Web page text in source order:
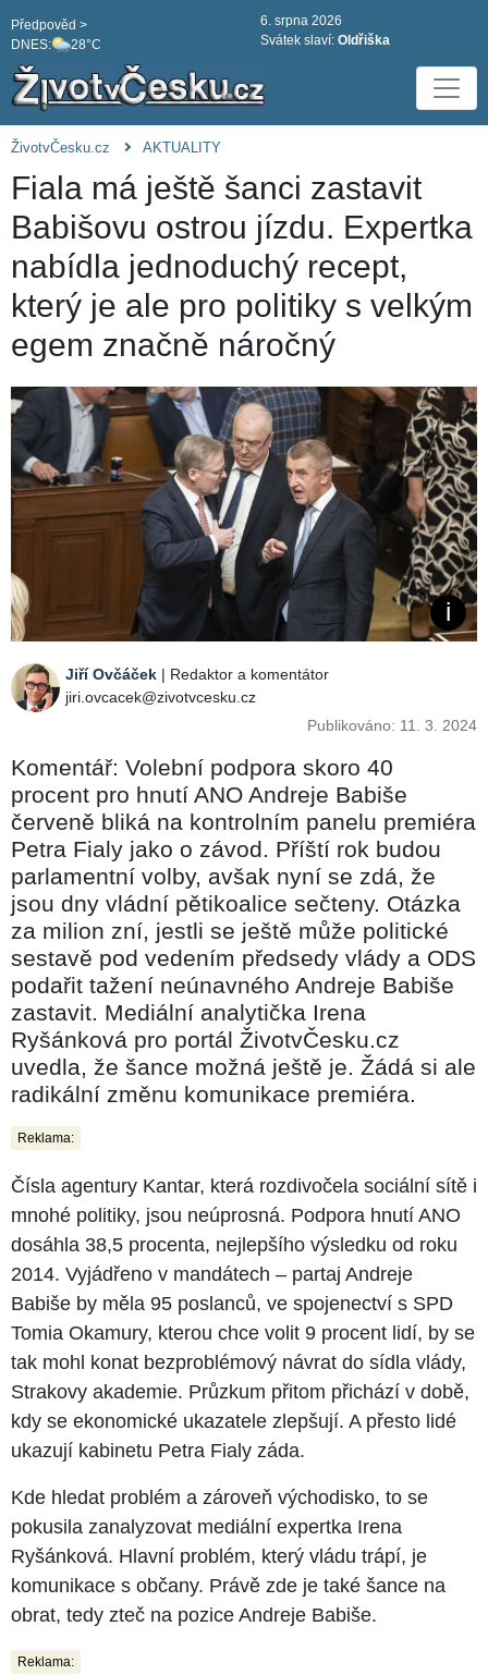
DNES: 28°C
Předpověd >
6. srpna 2026
Svátek slaví: Oldřiška
ŽivotvČesku.cz AKTUALITY
Fiala má ještě šanci zastavit
Babišovu ostrou jízdu. Expertka
nabídla jednoduchý recept,
který je ale pro politiky s velkým
egem značně náročný
Jiří Ovčáček | Redaktor a komentátor
jiri.ovcacek@zivotvcesku.cz
Publikováno: 11. 3. 2024
Komentář: Volební podpora skoro 40
procent pro hnutí ANO Andreje Babiše
červeně bliká na kontrolním panelu premiéra
Petra Fialy jako o závod. Příští rok budou
parlamentní volby, avšak nyní se zdá, že
jsou dny vládní pětikoalice sečteny. Otázka
za milion zní, jestli se ještě může politické
sestavě pod vedením předsedy vlády a ODS
podařit tažení neúnavného Andreje Babiše
zastavit. Mediální analytička Irena
Ryšánková pro portál ŽivotvČesku.cz
uvedla, že šance možná ještě je. Žádá si ale
radikální změnu komunikace premiéra.
Reklama:
Čísla agentury Kantar, která rozdivočela sociální sítě i
mnohé politiky, jsou neúprosná. Podpora hnutí ANO
dosáhla 38,5 procenta, nejlepšího výsledku od roku
2014. Vyjádřeno v mandátech –⁠⁠⁠⁠⁠ partaj Andreje
Babiše by měla 95 poslanců, ve spojenectví s SPD
Tomia Okamury, kterou chce volit 9 procent lidí, by se
tak mohl konat bezproblémový návrat do sídla vlády,
Strakovy akademie. Průzkum přitom přichází v době,
kdy se ekonomické ukazatele zlepšují. A přesto lidé
ukazují kabinetu Petra Fialy záda.
Kde hledat problém a zároveň východisko, to se
pokusila zanalyzovat mediální expertka Irena
Ryšánková. Hlavní problém, který vládu trápí, je
komunikace s občany. Právě zde je také šance na
obrat, tedy zteč na pozice Andreje Babiše.
Reklama: